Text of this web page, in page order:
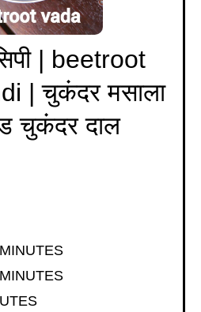
| beetroot
| चुकंदर मसाला
चुकंदर दाल
MINUTES
MINUTES